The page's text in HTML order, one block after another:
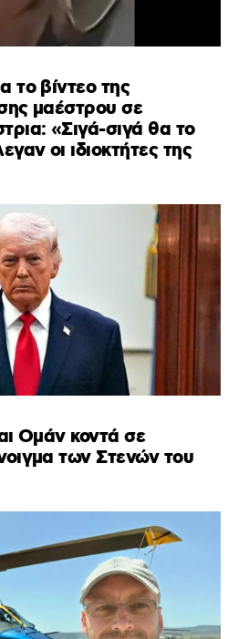
το βίντεο της
μαέστρου σε
«Σιγά-σιγά θα το
οι ιδιοκτήτες της
Ομάν κοντά σε
των Στενών του